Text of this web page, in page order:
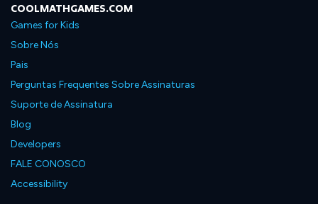
COOLMATHGAMES.COM
Games for Kids
Sobre Nós
Pais
Perguntas Frequentes Sobre Assinaturas
Suporte de Assinatura
Blog
Developers
FALE CONOSCO
Accessibility